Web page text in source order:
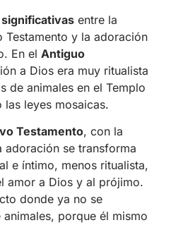
entre la
Testamento y la adoración
En el Antiguo
a Dios era muy ritualista
de animales en el Templo
las leyes mosaicas.
Testamento, con la
se transforma
e íntimo, menos ritualista,
amor a Dios y al prójimo.
donde ya no se
porque él mismo